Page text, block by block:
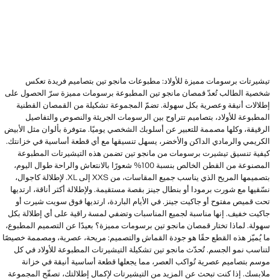
تيشيرتات برسومات مميزة للأولاد: مطبوعات مانجو تين بتصاميم فريدة تعكس
شخصية الطالب تُعدّ قمصان مانجو تين المطبوعة برسومات مميزة سرّ الحصول على
إطلالات أنيقة وعصرية بكل سهولة. تضمّ المجموعة تشكيلة من القمصان القطنية
المطبوعة للأولاد، بتصاميم تتراوح بين الرسومات الجريئة والنصوص والتفاصيل
الرقيقة، وكلها مصممة للتعبير عن أسلوبك الشخصي يوميًا. متوفرة بألوان مثل الأبيض
الكريمي والرمادي الداكن والأخضر، يسهل تنسيقها مع أي قطعة أساسية في خزانتك.
كيفية تنسيق تيشيرت برسومات من مانجو تين تضمن هذه التيشيرتات المطبوعة
المصنوعة من القطن الخالص بنسبة 100% شعورًا بالانتعاش والراحة طوال اليوم،
بتصميمها المريح الذي يناسب جميع المقاسات، من XXS إلى XL. لإطلالة كاجوال،
نسّقيها مع شورت برمودا أو بنطال جينز بقصة مستقيمة. ولإطلالة أكثر أناقة، ارتديها
تحت قميص مفتوح أو جاكيت جينز. في الأيام الباردة، ارتديها فوق سويت شيرت أو
جاكيت خفيف. إنها مناسبة لجميع المناسبات وتضفي لمسة راقية على أي إطلالة بكل
سهولة. لماذا تختار قمصان مانجو تين برسومات مميزة؟ بعيدًا عن التصميم المطبوع،
ما يُميّز هذه القطع حقًا هو جودة القماش والتصميم: مريحة، عصرية، ومصممة خصيصًا
لتناسب نمو الجسم. تُحدّث مانجو تين تشكيلة التيشيرتات المطبوعة للأولاد في كل
موسم بتصاميم عصرية تُواكب العصر، مما يجعلها قطعة أساسية أنيقة في خزانة
ملابسك. إذا كنت تبحث عن المزيد من التيشيرتات لإكمال إطلالتك، تصفّح المجموعة